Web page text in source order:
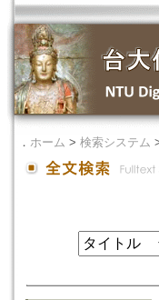
． ホーム > 検索システム